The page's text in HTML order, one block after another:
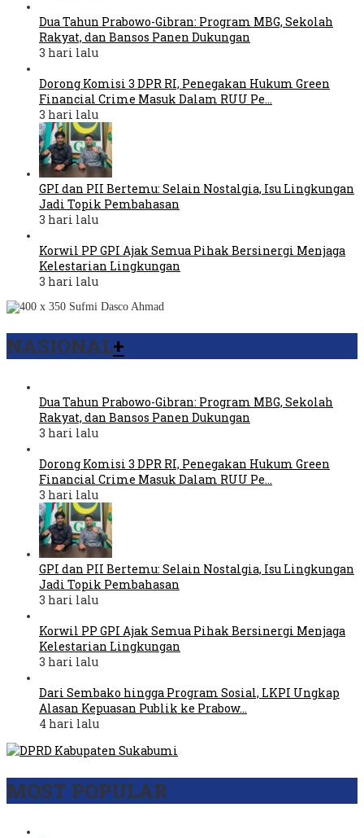
Dua Tahun Prabowo-Gibran: Program MBG, Sekolah
Rakyat, dan Bansos Panen Dukungan
3 hari lalu
Dorong Komisi 3 DPR RI, Penegakan Hukum Green
Financial Crime Masuk Dalam RUU Pe…
3 hari lalu
GPI dan PII Bertemu: Selain Nostalgia, Isu Lingkungan
Jadi Topik Pembahasan
3 hari lalu
Korwil PP GPI Ajak Semua Pihak Bersinergi Menjaga
Kelestarian Lingkungan
3 hari lalu
NASIONAL+
Dua Tahun Prabowo-Gibran: Program MBG, Sekolah
Rakyat, dan Bansos Panen Dukungan
3 hari lalu
Dorong Komisi 3 DPR RI, Penegakan Hukum Green
Financial Crime Masuk Dalam RUU Pe…
3 hari lalu
GPI dan PII Bertemu: Selain Nostalgia, Isu Lingkungan
Jadi Topik Pembahasan
3 hari lalu
Korwil PP GPI Ajak Semua Pihak Bersinergi Menjaga
Kelestarian Lingkungan
3 hari lalu
Dari Sembako hingga Program Sosial, LKPI Ungkap
Alasan Kepuasan Publik ke Prabow…
4 hari lalu
MOST POPULAR